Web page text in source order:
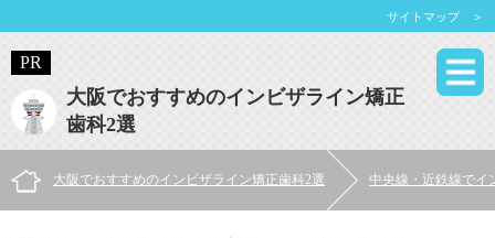
大阪でおすすめのインビザライン矯正
歯科2選
サイトマップ ＞
大阪でおすすめのインビザライン矯正歯科2選 中央線・近鉄線でイ